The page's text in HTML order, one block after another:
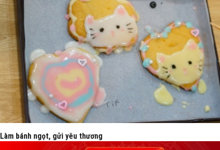
Làm bánh ngọt, gửi yêu thương